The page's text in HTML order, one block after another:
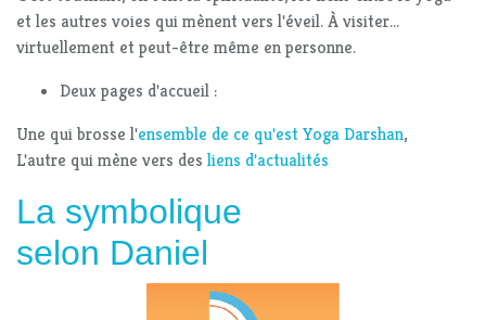
et les autres voies qui mènent vers l'éveil. À visiter...
virtuellement et peut-être même en personne.
Deux pages d'accueil :
Une qui brosse l'ensemble de ce qu'est Yoga Darshan,
L'autre qui mène vers des liens d'actualités
La symbolique
selon Daniel